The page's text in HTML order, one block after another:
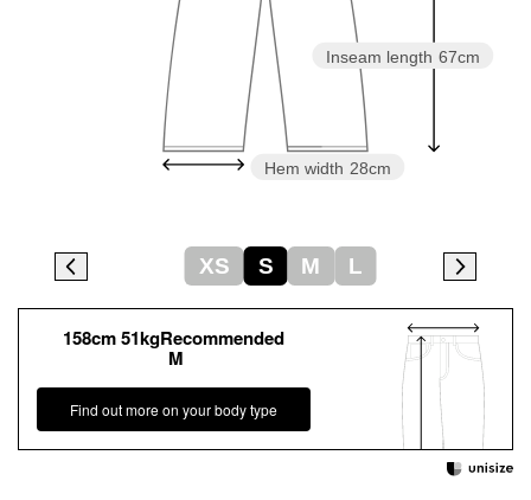
Inseam length 67cm
Hem width 28cm
XS S M L
158cm 51kgRecommended
M
Find out more on your body type